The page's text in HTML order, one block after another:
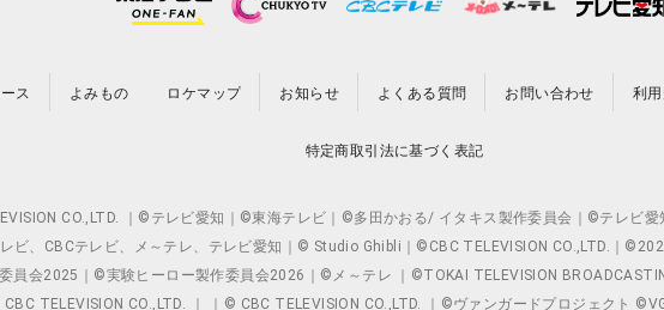
ス よみもの ロケマップ お知らせ よくある質問 お問い合わせ 利
特定商取引法に基づく表記
CO.,LTD. ｜©テレビ愛知｜©東海テレビ｜©多田かおる/ イタキス製作委員会｜©テレビ
ビ、CBCテレビ、メ～テレ、テレビ愛知｜© Studio Ghibli｜©CBC TELEVISION CO.,LTD.｜
会2025｜©実験ヒーロー製作委員会2026｜©メ～テレ ｜©TOKAI TELEVISION
TELEVISION CO.,LTD. ｜ ｜© CBC TELEVISION CO.,LTD. ｜©ヴァンガードプロジェクト